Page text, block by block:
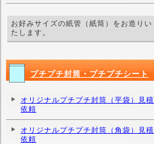
お好みサイズの紙管（紙筒）をお造りい
たします。
プチプチ封筒・プチプチシート
オリジナルプチプチ封筒（平袋）見積
依頼
オリジナルプチプチ封筒（角袋）見積
依頼